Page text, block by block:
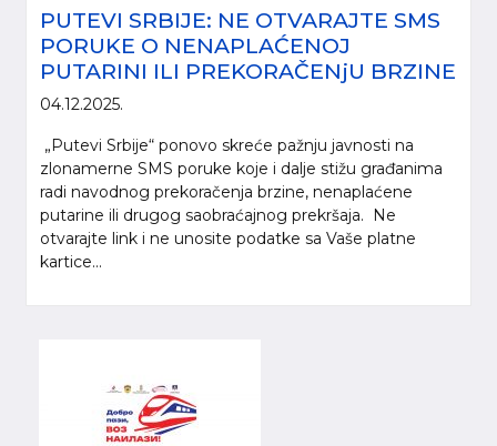
PUTEVI SRBIJE: NE OTVARAJTE SMS
PORUKE O NENAPLAĆENOJ
PUTARINI ILI PREKORAČENjU BRZINE
04.12.2025.
„Putevi Srbije“ ponovo skreće pažnju javnosti na
zlonamerne SMS poruke koje i dalje stižu građanima
radi navodnog prekoračenja brzine, nenaplaćene
putarine ili drugog saobraćajnog prekršaja. Ne
otvarajte link i ne unosite podatke sa Vaše platne
kartice...